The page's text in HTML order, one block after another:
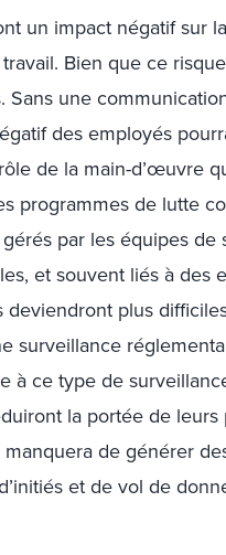
un impact négatif sur
Bien que ce
Sans une
des employés
de la main-d’œuvre
programmes de lutte
par les équipes de
et souvent liés à des
plus
surveillance
à ce type de
la portée de leurs
de générer
et de vol de